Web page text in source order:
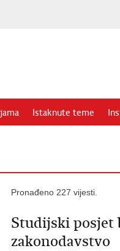
Istaknute teme
Pronađeno 227 vijesti.
Studijski posjet
zakonodavstvo